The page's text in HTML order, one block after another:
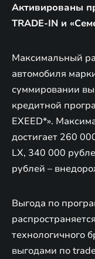
Активированы
TRADE-IN и
Максимальный
автомобиля
суммировании
кредитной
EXEED*».
достигает 260
LX, 340 000
рублей –
Выгода по
технологичного
выгодами по